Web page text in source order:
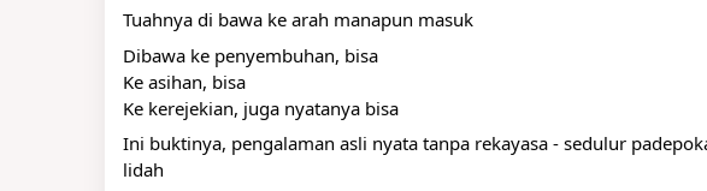
Tuahnya di bawa ke arah manapun masuk
Dibawa ke penyembuhan, bisa
Ke asihan, bisa
Ke kerejekian, juga nyatanya bisa
Ini buktinya, pengalaman asli nyata tanpa rekayasa - sedulur
lidah